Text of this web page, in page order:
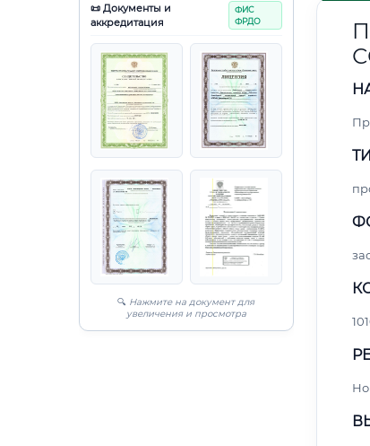
📜 Документы и
аккредитация
ФИС
ФРДО
🔍 Нажмите на документ для
увеличения и просмотра